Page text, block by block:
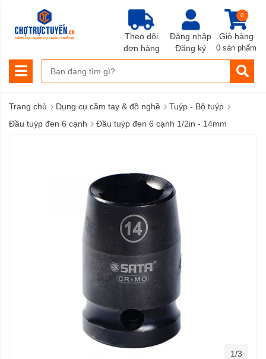
Đăng nhập
Đăng ký
Giỏ hàng
0
0 sản phẩm
Theo dõi
đơn hàng
Trang chủ › Dụng cụ cầm tay & đồ nghề › Tuýp - Bộ tuýp ›
Đầu tuýp đen 6 cạnh › Đầu tuýp đen 6 cạnh 1/2in - 14mm
1/3